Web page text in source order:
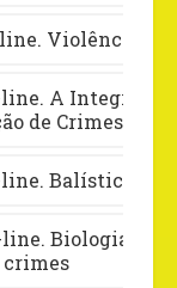
line. Violência,
line. A
de Crimes e
line. Balística
line. Biologia